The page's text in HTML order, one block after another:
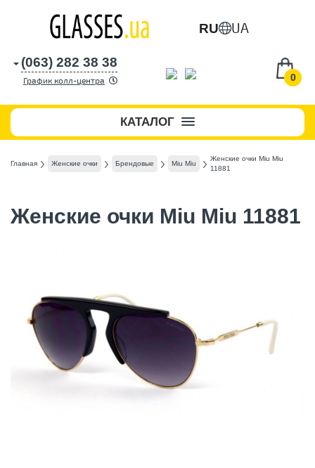
RU UA
0
(063) 282 38 38
График колл-центра
КАТАЛОГ
Главная Женские очки Брендовые Miu Miu
Женские очки Miu Miu
11881
Женские очки Miu Miu 11881